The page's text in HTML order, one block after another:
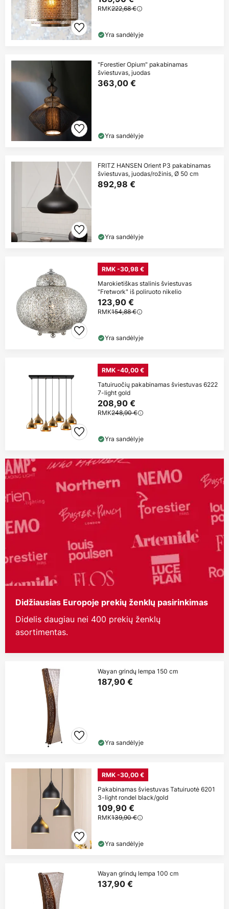
RMK222,68 €
Yra sandėlyje
"Forestier Opium" pakabinamas
šviestuvas, juodas
363,00 €
Yra sandėlyje
FRITZ HANSEN Orient P3 pakabinamas
šviestuvas, juodas/rožinis, Ø 50 cm
892,98 €
Yra sandėlyje
RMK -30,98 €
Marokietiškas stalinis šviestuvas
"Fretwork" iš poliruoto nikelio
123,90 €
RMK154,88 €
Yra sandėlyje
RMK -40,00 €
Tatuiruočių pakabinamas šviestuvas 6222
7-light gold
208,90 €
RMK248,90 €
Yra sandėlyje
Didžiausias Europoje prekių ženklų pasirinkimas
Didelis daugiau nei 400 prekių ženklų
asortimentas.
Wayan grindų lempa 150 cm
187,90 €
Yra sandėlyje
RMK -30,00 €
Pakabinamas šviestuvas Tatuiruotė 6201
3-light rondel black/gold
109,90 €
RMK139,90 €
Yra sandėlyje
Wayan grindų lempa 100 cm
137,90 €